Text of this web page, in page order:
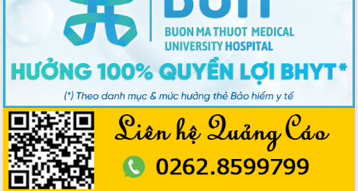
Thủ tướng Chính phủ Phạm Minh Chính
kiểm tra, chỉ đạo hoàn thành các dự
án cao tốc và thăm khu tái định cư tại
Đắk Lắk
Sôi nổi Hội đua ngựa truyền thống Gò
Thì Thùng mừng Xuân Bính Ngọ 2026
Lãnh đạo tỉnh dâng hương tưởng niệm
tại Đập Đồng Cam đầu Xuân Bính Ngọ
Ngành nông nghiệp phấn đấu tăng
trưởng đạt 5,86% trong năm 2026
UBND tỉnh Đắk Lắk triển khai công tác